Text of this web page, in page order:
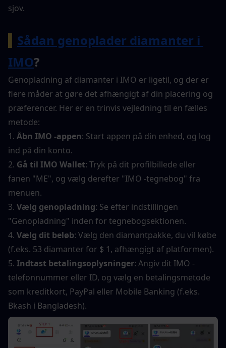
sjov.
Sådan genoplader diamanter i
IMO?
Genopladning af diamanter i IMO er ligetil, og der er
flere måder at gøre det afhængigt af din placering og
præferencer. Her er en trinvis vejledning til en fælles
metode:
1. Åbn IMO -appen: Start appen på din enhed, og log
ind på din konto.
2. Gå til IMO Wallet: Tryk på dit profilbillede eller
fanen "ME", og vælg derefter "IMO -tegnebog" fra
menuen.
3. Vælg genopladning: Se efter indstillingen
"Genopladning" inden for tegnebogsektionen.
4. Vælg dit beløb: Vælg den diamantpakke, du vil købe
(f.eks. 53 diamanter for $ 1, afhængigt af platformen).
5. Indtast betalingsoplysninger: Angiv dit IMO -
telefonnummer eller ID, og ​​vælg en betalingsmetode
som kreditkort, PayPal eller Mobile Banking (f.eks.
Bkash i Bangladesh).